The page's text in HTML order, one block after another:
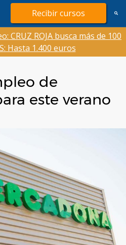
Recibir cursos
CRUZ ROJA busca más de 100
Hasta 1.400 euros
de
este verano